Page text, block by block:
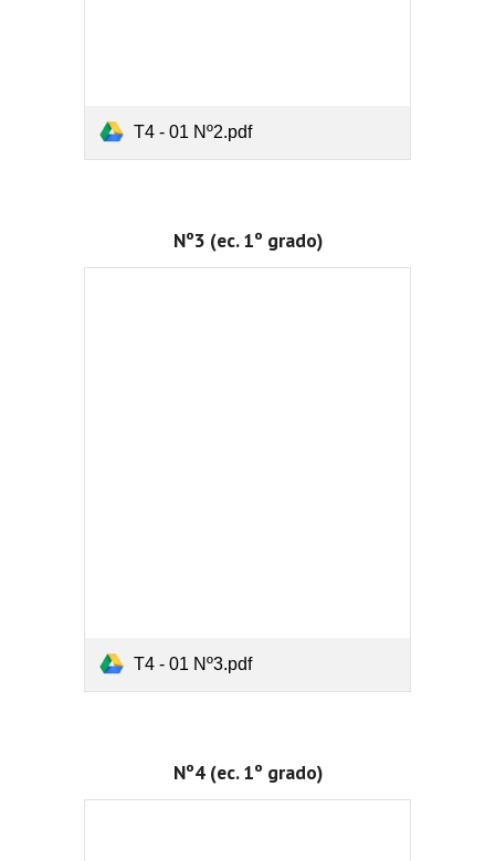
T4 - 01 Nº2.pdf
Nº3 (ec. 1º grado)
T4 - 01 Nº3.pdf
Nº4 (ec. 1º grado)